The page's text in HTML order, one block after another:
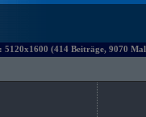
5120x1600 (414 Beiträge, 9070 Mal